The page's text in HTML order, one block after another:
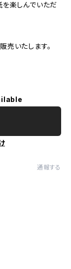
を楽しんでいただ
売いたします。
通報する